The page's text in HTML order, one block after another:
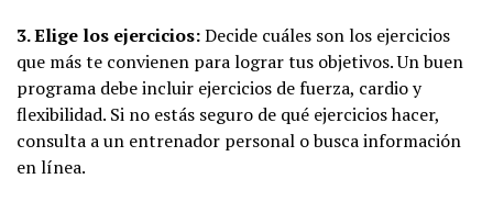
3. Elige los ejercicios:Decide cuáles son los ejercicios
que más te convienen para lograr tus objetivos. Un buen
programa debe incluir ejercicios de fuerza, cardio y
flexibilidad. Si no estás seguro de qué ejercicios hacer,
consulta a un entrenador personal o busca información
en línea.